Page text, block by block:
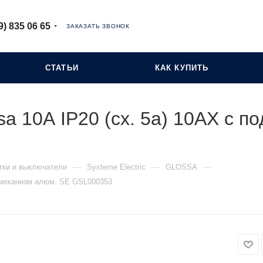
835 06 65 ЗАКАЗАТЬ ЗВОНОК
СТАТЬИ КАК КУПИТЬ
10А IP20 (сх. 5а) 10AX с
и выключатели — Systeme Electric — GLOSSA —
алюм. SE GSL000353